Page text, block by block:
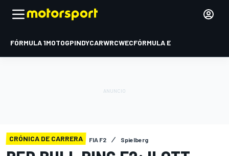
FÓRMULA 1MOTOGPINDYCARWRCWECFÓRMULA E
CRÓNICA DE CARRERA FIA F2 Spielberg